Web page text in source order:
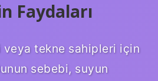
Faydaları
tekne sahipleri için
sebebi, suyun